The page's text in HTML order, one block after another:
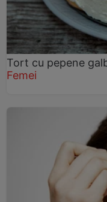
Tort cu pepene
Femei